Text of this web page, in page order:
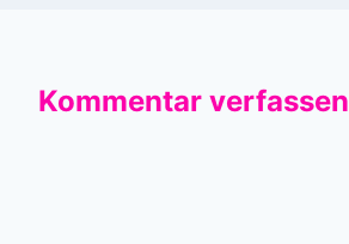
Kommentar verfassen